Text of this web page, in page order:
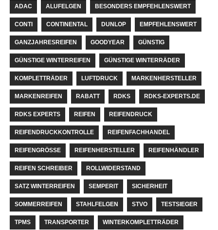
ADAC ALUFELGEN BESONDERS EMPFEHLENSWERT
CONTI CONTINENTAL DUNLOP EMPFEHLENSWERT
GANZJAHRESREIFEN GOODYEAR GÜNSTIG
GÜNSTIGE WINTERREIFEN GÜNSTIGE WINTERRÄDER
KOMPLETTRÄDER LUFTDRUCK MARKENHERSTELLER
MARKENREIFEN RABATT RDKS RDKS-EXPERTS.DE
RDKS EXPERTS REIFEN REIFENDRUCK
REIFENDRUCKKONTROLLE REIFENFACHHANDEL
REIFENGRÖSSE REIFENHERSTELLER REIFENHÄNDLER
REIFEN SCHREIBER ROLLWIDERSTAND
SATZ WINTERREIFEN SEMPERIT SICHERHEIT
SOMMERREIFEN STAHLFELGEN STVO TESTSIEGER
TPMS TRANSPORTER WINTERKOMPLETTRÄDER